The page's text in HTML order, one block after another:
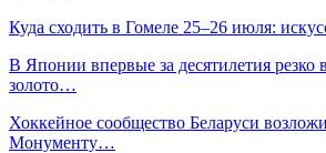
Куда сходить в Гомеле 25–26 июля:
В Японии впервые за десятилетия резко
золото…
Хоккейное сообщество Беларуси
Монументу…